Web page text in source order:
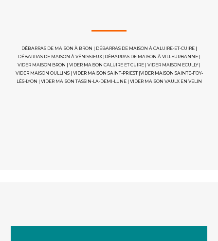
DÉBARRAS DE MAISON À BRON | DÉBARRAS DE MAISON À CALUIRE-ET-CUIRE|
DÉBARRAS DE MAISON À VÉNISSIEUX|DÉBARRAS DE MAISON À VILLEURBANNE|
VIDER MAISON BRON | VIDER MAISON CALUIRE ET CUIRE | VIDER MAISON ECULLY|
VIDER MAISON OULLINS| VIDER MAISON SAINT-PRIEST|VIDER MAISON SAINTE-FOY-
LÈS-LYON | VIDER MAISON TASSIN-LA-DEMI-LUNE| VIDER MAISON VAULX EN VELIN